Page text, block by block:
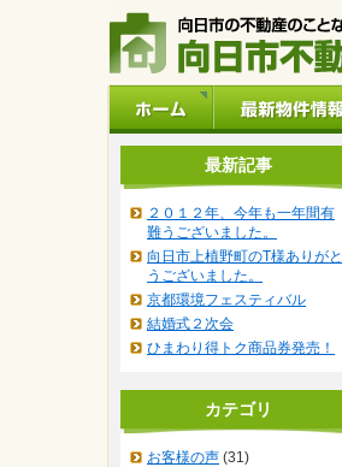
最新記事
２０１２年、今年も一年間有
難うございました。
向日市上植野町のT様ありがと
うございました。
京都環境フェスティバル
結婚式２次会
ひまわり得トク商品券発売！
カテゴリ
お客様の声 (31)